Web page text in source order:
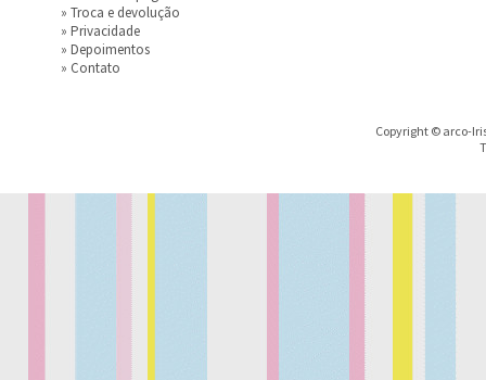
» Troca e devolução
» Privacidade
» Depoimentos
» Contato
Copyright © arco-